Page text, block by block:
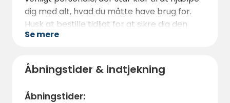
dig med alt, hvad du måtte have brug for.
Husk at bestille tidligt for at sikre dig den
perfekte overnatningsløsning til dit ophold.
især i højsæsonen, så det er en god idé at
booke tidligt for at sikre en plads.
Se mere
Åbningstider & indtjekning
Åbningstider: